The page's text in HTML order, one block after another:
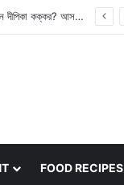
Dipika Kakar: কেন মুসলিম ধর্ম বেছে নিয়েছিলেন দীপিকা কক্কর? আসল কারণ শোয়েব ইব্রাহিমের সঙ্গে বিয়ে ছিল না, তবে কী? বিশদ জানুন
FOOD RECIPES